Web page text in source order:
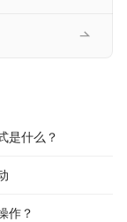
是什么？
作？